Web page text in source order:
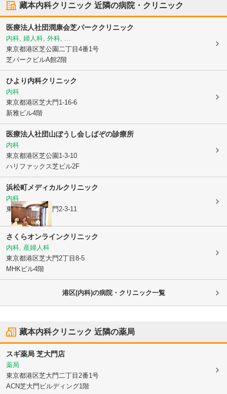
藏本内科クリニック 近隣の病院・クリニック
医療法人社団潤康会芝パーククリニック
内科, 婦人科, 外科, ...
東京都港区芝公園二丁目4番1号
芝パークビルA館2階
ひより内科クリニック
内科
東京都港区芝大門1-16-6
新雅ビル4階
医療法人社団山ぼうし会しばぞの診療所
内科
東京都港区芝公園1-3-10
ハリファックス芝ビル2F
浜松町メディカルクリニック
内科
東京都港区芝大門2-3-11
さくらオンラインクリニック
内科, 産婦人科
東京都港区芝大門2丁目8-5
MHKビル4階
港区(内科)の病院・クリニック一覧
藏本内科クリニック 近隣の薬局
スギ薬局 芝大門店
薬局
東京都港区芝大門二丁目2番1号
ACN芝大門ビルディング1階